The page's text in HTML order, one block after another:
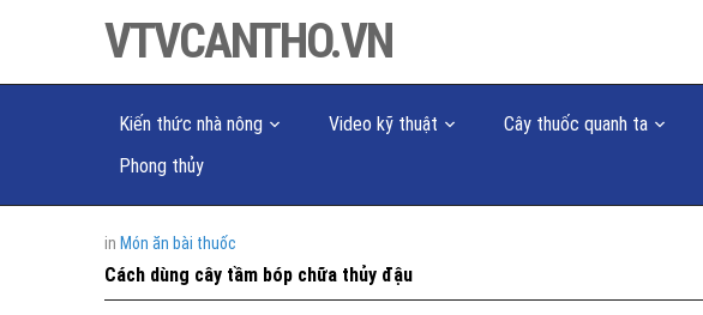
VTVCANTHO.VN
Kiến thức nhà nông Video kỹ thuật Cây thuốc quanh ta
Phong thủy
in Món ăn bài thuốc
Cách dùng cây tầm bóp chữa thủy đậu